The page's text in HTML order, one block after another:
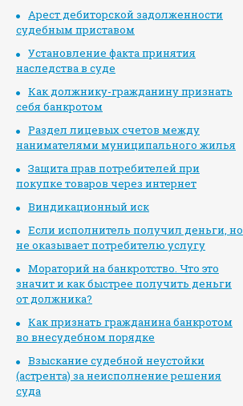
Арест дебиторской задолженности
судебным приставом
Установление факта принятия
наследства в суде
Как должнику-гражданину признать
себя банкротом
Раздел лицевых счетов между
нанимателями муниципального жилья
Защита прав потребителей при
покупке товаров через интернет
Виндикационный иск
Если исполнитель получил деньги, но
не оказывает потребителю услугу
Мораторий на банкротство. Что это
значит и как быстрее получить деньги
от должника?
Как признать гражданина банкротом
во внесудебном порядке
Взыскание судебной неустойки
(астрента) за неисполнение решения
суда